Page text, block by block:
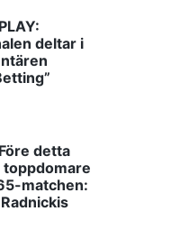
deltar i
detta
matchen: